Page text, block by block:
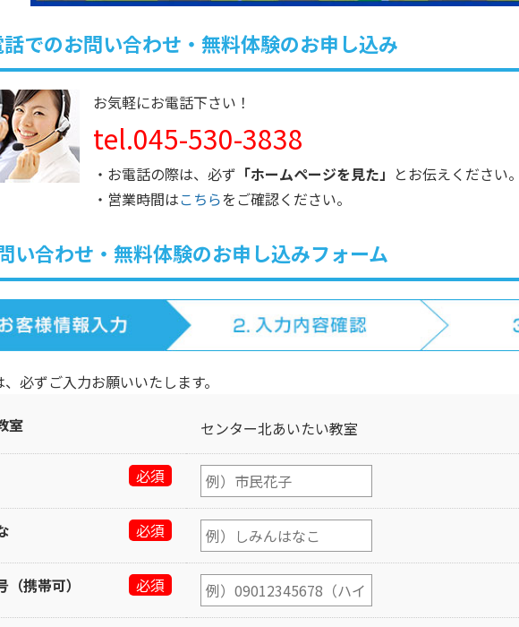
話でのお問い合わせ・無料体験のお申し込み
お気軽にお電話下さい！
tel.045-530-3838
・お電話の際は、必ず 「ホームページを見た」 とお伝えください
・営業時間はこちらをご確認ください。
い合わせ・無料体験のお申し込みフォーム
必ずご入力お願いいたします。
室
センター北あいたい教室
必須
必須
（携帯可） 必須